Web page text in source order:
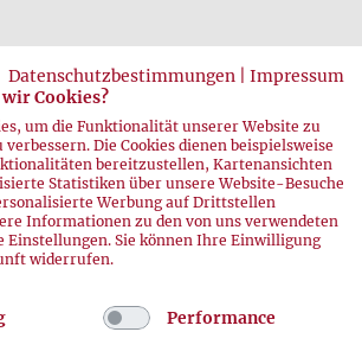
Datenschutzbestimmungen
Impressum
Cookies?
um die Funktionalität unserer Website zu
Die Cookies dienen beispielsweise
bereitzustellen, Kartenansichten
Statistiken über unsere Website-Besuche
Werbung auf Drittstellen
Informationen zu den von uns verwendeten
Einstellungen. Sie können Ihre Einwilligung
widerrufen.
Performance